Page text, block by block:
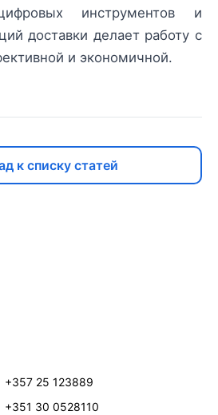
инструментов и
доставки делает работу с
и экономичной.
к списку статей
+357 25 123889
+351 30 0528110